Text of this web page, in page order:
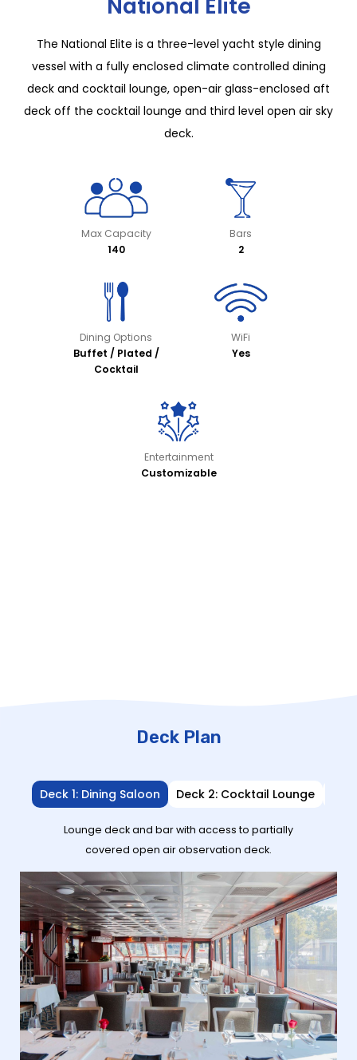
National Elite
The National Elite is a three-level yacht style dining
vessel with a fully enclosed climate controlled dining
deck and cocktail lounge, open-air glass-enclosed aft
deck off the cocktail lounge and third level open air sky
deck.
Max Capacity
140
Bars
2
Dining Options
Buffet / Plated /
Cocktail
WiFi
Yes
Entertainment
Customizable
Deck Plan
Deck 1: Dining Saloon Deck 2: Cocktail Lounge
Lounge deck and bar with access to partially
covered open air observation deck.